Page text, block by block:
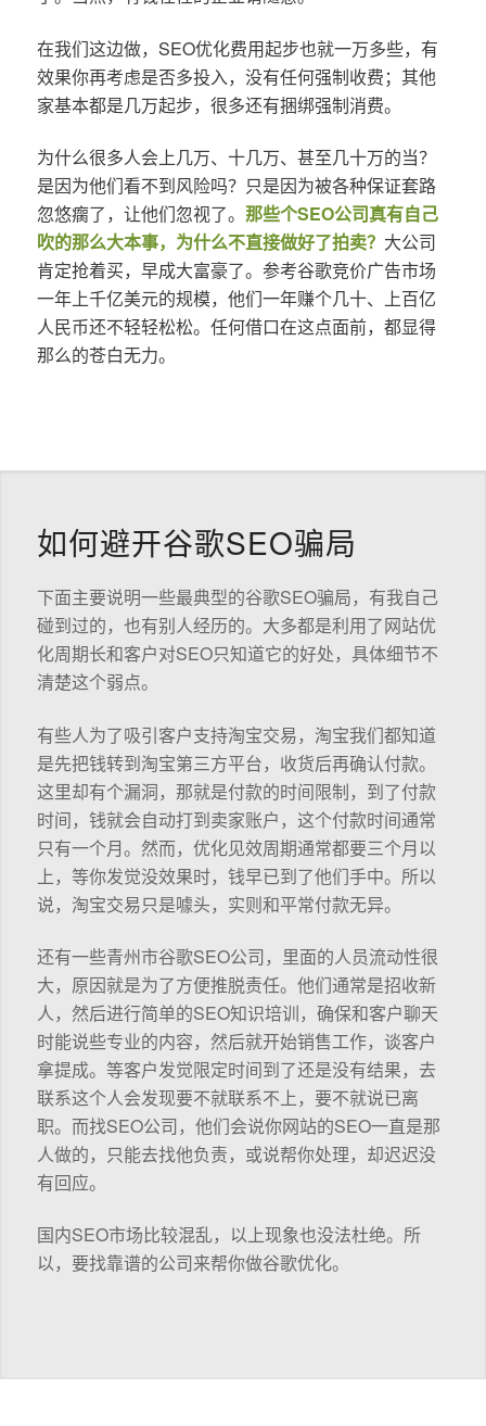
在我们这边做，SEO优化费用起步也就一万多些，有
效果你再考虑是否多投入，没有任何强制收费；其他
家基本都是几万起步，很多还有捆绑强制消费。
为什么很多人会上几万、十几万、甚至几十万的当？
是因为他们看不到风险吗？只是因为被各种保证套路
忽悠瘸了，让他们忽视了。 那些个SEO公司真有自己
吹的那么大本事，为什么不直接做好了拍卖？ 大公司
肯定抢着买，早成大富豪了。参考谷歌竞价广告市场
一年上千亿美元的规模，他们一年赚个几十、上百亿
人民币还不轻轻松松。任何借口在这点面前，都显得
那么的苍白无力。
如何避开谷歌SEO骗局
下面主要说明一些最典型的谷歌SEO骗局，有我自己
碰到过的，也有别人经历的。大多都是利用了网站优
化周期长和客户对SEO只知道它的好处，具体细节不
清楚这个弱点。
有些人为了吸引客户支持淘宝交易，淘宝我们都知道
是先把钱转到淘宝第三方平台，收货后再确认付款。
这里却有个漏洞，那就是付款的时间限制，到了付款
时间，钱就会自动打到卖家账户，这个付款时间通常
只有一个月。然而，优化见效周期通常都要三个月以
上，等你发觉没效果时，钱早已到了他们手中。所以
说，淘宝交易只是噱头，实则和平常付款无异。
还有一些青州市谷歌SEO公司，里面的人员流动性很
大，原因就是为了方便推脱责任。他们通常是招收新
人，然后进行简单的SEO知识培训，确保和客户聊天
时能说些专业的内容，然后就开始销售工作，谈客户
拿提成。等客户发觉限定时间到了还是没有结果，去
联系这个人会发现要不就联系不上，要不就说已离
职。而找SEO公司，他们会说你网站的SEO一直是那
人做的，只能去找他负责，或说帮你处理，却迟迟没
有回应。
国内SEO市场比较混乱，以上现象也没法杜绝。所
以，要找靠谱的公司来帮你做谷歌优化。